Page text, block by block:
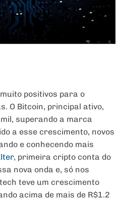
positivos para o
O Bitcoin, principal ativo,
superando a marca
a esse crescimento, novos
e conhecendo mais
, primeira cripto conta do
nova onda e, só nos
teve um crescimento
acima de mais de R$1.2